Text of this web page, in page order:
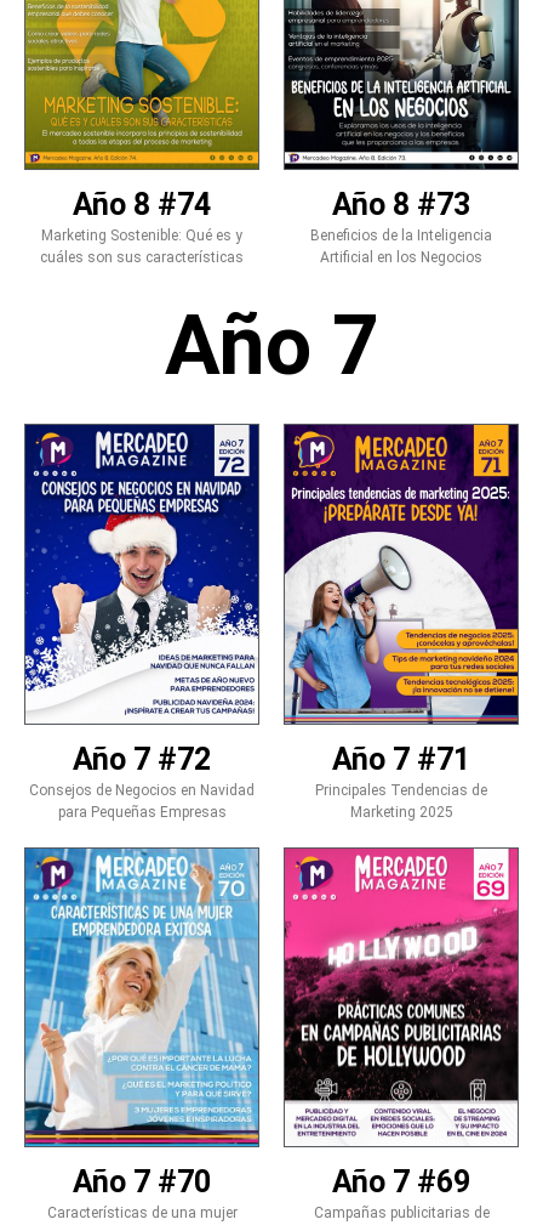
Año 8 #74
Marketing Sostenible: Qué es y
cuáles son sus características
Año 8 #73
Beneficios de la Inteligencia
Artificial en los Negocios
Año 7
Año 7 #72
Consejos de Negocios en Navidad
para Pequeñas Empresas
Año 7 #71
Principales Tendencias de
Marketing 2025
Año 7 #70
Características de una mujer
Año 7 #69
Campañas publicitarias de